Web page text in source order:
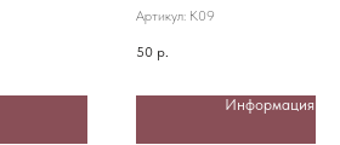
Артикул: К09
50 р.
Информация